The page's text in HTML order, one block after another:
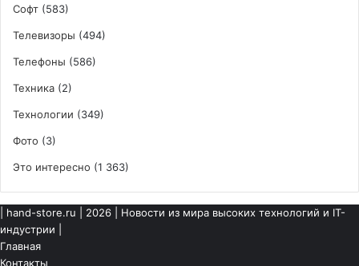
Софт (583)
Телевизоры (494)
Телефоны (586)
Техника (2)
Технологии (349)
Фото (3)
Это интересно (1 363)
hand-store.ru | 2026 | Новости из мира высоких технологий и IT-
индустрии |
Главная
Контакты